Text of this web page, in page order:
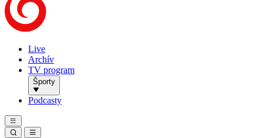
Live
Archív
TV program
Športy
Podcasty